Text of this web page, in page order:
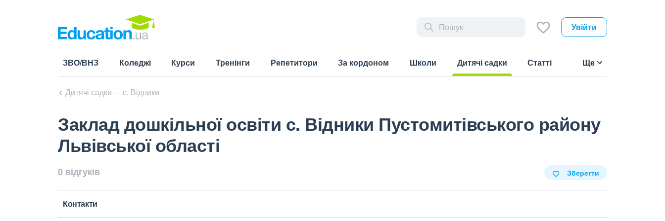
Увійти
ЗВО/ВНЗ Коледжі Курси Тренінги Репетитори За кордоном Школи
Дитячі садки
Статті Ще
Дитячі садки с. Відники
Заклад дошкільної освіти с. Відники Пустомитівського району
Львівської області
0 відгуків Зберегти
Контакти